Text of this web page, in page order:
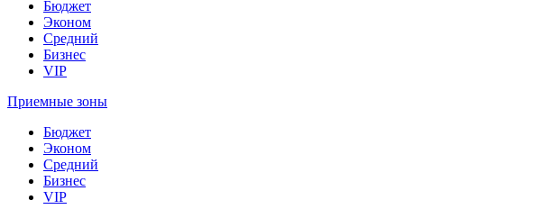
Бюджет
Эконом
Средний
Бизнес
VIP
Приемные зоны
Бюджет
Эконом
Средний
Бизнес
VIP